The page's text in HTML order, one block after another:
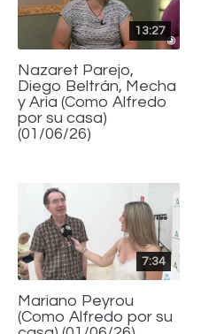
13:27
Nazaret Parejo,
Diego Beltrán, Mecha
y Aria (Como Alfredo
por su casa)
(01/06/26)
7:34
Mariano Peyrou
(Como Alfredo por su